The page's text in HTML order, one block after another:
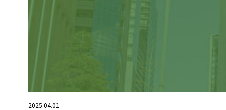
2025.04.01